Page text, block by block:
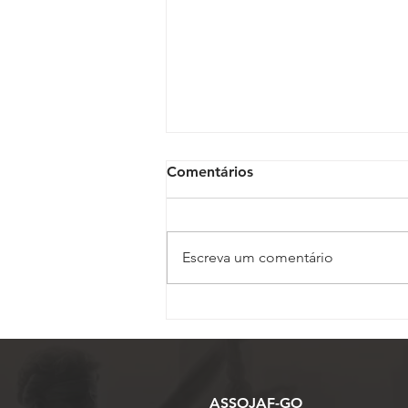
Comentários
Escreva um comentário
ASSOJAF-GO